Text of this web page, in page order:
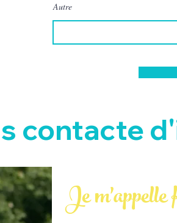
Autre
contacte
Je